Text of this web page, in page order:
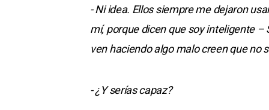
- Ni idea. Ellos siempre me dejaron
mí, porque dicen que soy inteligente
ven haciendo algo malo creen que no
- ¿Y serías capaz?